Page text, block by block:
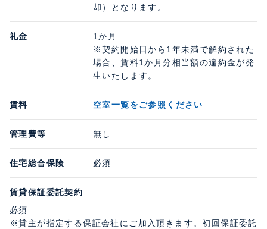
却）となります。
礼金
1か月
※契約開始日から1年未満で解約された
場合、賃料1か月分相当額の違約金が発
生いたします。
賃料 空室一覧をご参照ください
管理費等 無し
住宅総合保険 必須
賃貸保証委託契約
必須
※貸主が指定する保証会社にご加入頂きます。初回保証委託